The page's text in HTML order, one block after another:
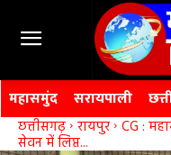
महासमुंद सरायपाली
छत्तीसगढ़ रायपुर CG :
सेवन में लिप्त...